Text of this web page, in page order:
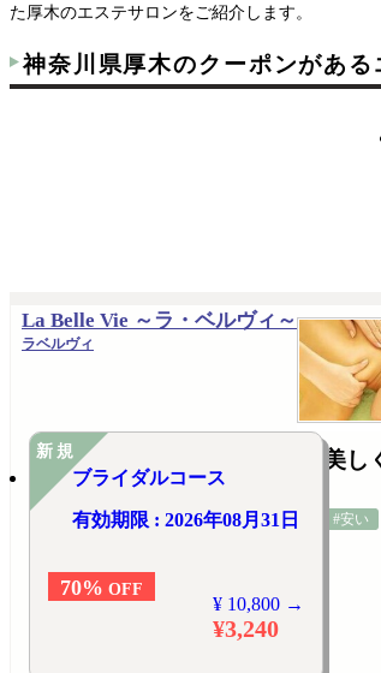
た厚木のエステサロンをご紹介します。
神奈川県厚木のクーポンがあ
La Belle Vie ～ラ・ベルヴィ～
ラベルヴィ
美し
#安い
新規
ブライダルコース
有効期限 : 2026年08月31日
70% OFF
¥ 10,800 →
¥3,240